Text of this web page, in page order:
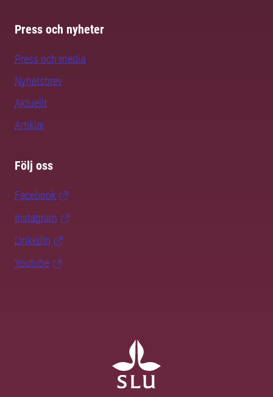
Press och nyheter
Press och media
Nyhetsbrev
Aktuellt
Artiklar
Följ oss
Facebook
Instagram
LinkedIn
Youtube